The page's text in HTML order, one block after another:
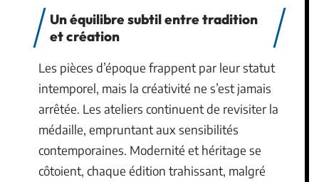
Un équilibre subtil entre tradition
et création
Les pièces d’époque frappent par leur statut
intemporel, mais la créativité ne s’est jamais
arrêtée. Les ateliers continuent de revisiter la
médaille, empruntant aux sensibilités
contemporaines. Modernité et héritage se
côtoient, chaque édition trahissant, malgré